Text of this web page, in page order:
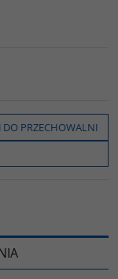
DO PRZECHOWALNI